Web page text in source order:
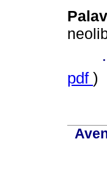
·
pdf )